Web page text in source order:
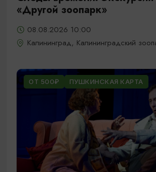
«Другой зоопарк»
08.08.2026 10:00
Калининград, Калининградский
ОТ 500₽ ПУШКИНСКАЯ КАРТА